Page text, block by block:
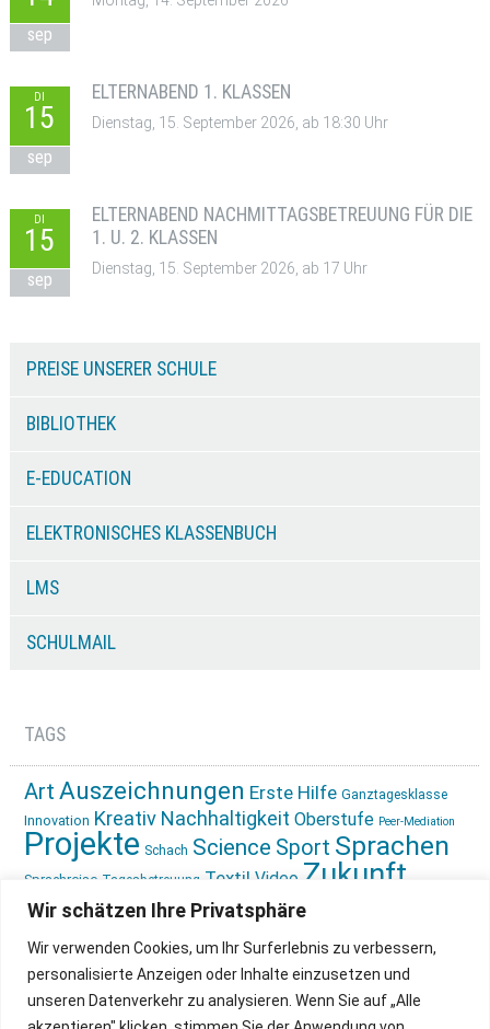
Wir schätzen Ihre Privatsphäre
Wir verwenden Cookies, um Ihr Surferlebnis zu verbessern,
personalisierte Anzeigen oder Inhalte einzusetzen und
unseren Datenverkehr zu analysieren. Wenn Sie auf „Alle
sep
DI
15
sep
ELTERNABEND 1. KLASSEN
Dienstag, 15. September 2026, ab 18:30 Uhr
DI
15
sep
ELTERNABEND NACHMITTAGSBETREUUNG FÜR DIE
1. U. 2. KLASSEN
Dienstag, 15. September 2026, ab 17 Uhr
PREISE UNSERER SCHULE
BIBLIOTHEK
E-EDUCATION
ELEKTRONISCHES KLASSENBUCH
LMS
SCHULMAIL
TAGS
Art Auszeichnungen Erste Hilfe Ganztagesklasse
Innovation Kreativ Nachhaltigkeit Oberstufe Peer-Mediation
Projekte Schach Science Sport Sprachen
Sprachreise Tagesbetreuung Textil Video Zukunft
gestalten Ökologie